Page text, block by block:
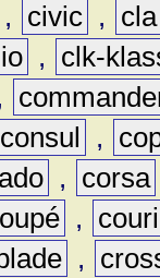
, civic ,
cla
,
clk-
consul ,
, corsa
,
,